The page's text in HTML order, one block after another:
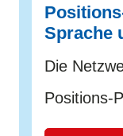
Sprache
Die
Positions-